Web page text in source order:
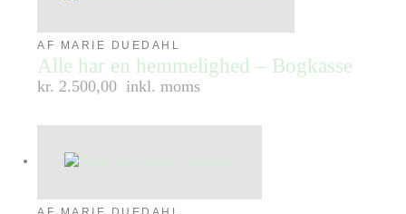
AF MARIE DUEDAHL
Alle har en hemmelighed – Bogkasse
kr. 2.500,00 inkl. moms